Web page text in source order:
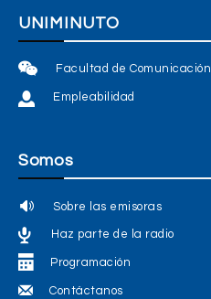
UNIMINUTO
Facultad de Comunicación
Empleabilidad
Somos
Sobre las emisoras
Haz parte de la radio
Programación
Contáctanos